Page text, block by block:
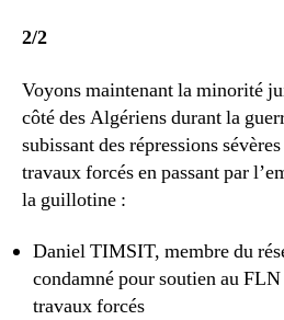
2/2
Voyons maintenant la minorité
côté des Algériens durant la
subissant des répressions
travaux forcés en passant par
la guillotine :
Daniel TIMSIT, membre du
condamné pour soutien au
travaux forcés